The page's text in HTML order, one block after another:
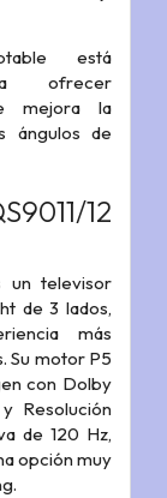
está
ofrecer
mejora la
ángulos de
12
un televisor
de 3 lados,
más
Su motor P5
con Dolby
Resolución
de 120 Hz,
opción muy